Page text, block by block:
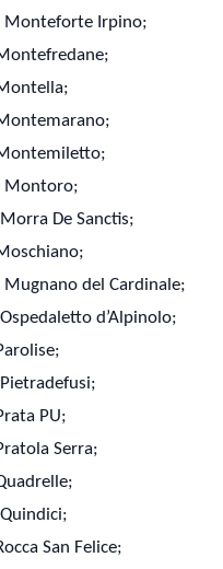
Monteforte Irpino;
Montoro;
De Sanctis;
del Cardinale;
d’Alpinolo;
PU;
Serra;
San Felice;